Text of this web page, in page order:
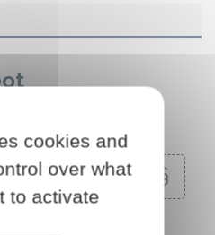
sur
série
$ B N
§
cookies and
over what
to activate